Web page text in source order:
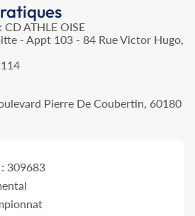
CD ATHLE OISE
- Appt 103 - 84 Rue Victor Hugo,
Pierre De Coubertin, 60180
: 309683